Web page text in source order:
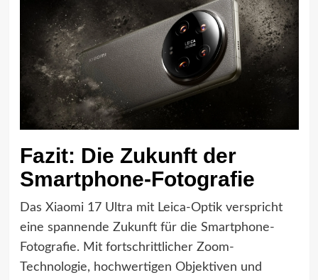
Fazit: Die Zukunft der
Smartphone-Fotografie
Das Xiaomi 17 Ultra mit Leica-Optik verspricht
eine spannende Zukunft für die Smartphone-
Fotografie. Mit fortschrittlicher Zoom-
Technologie, hochwertigen Objektiven und